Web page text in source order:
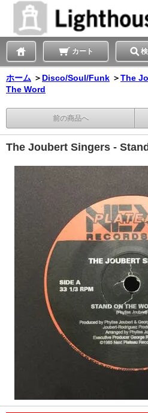
カート
ホーム ＞ Disco/Soul/Funk ＞The
The Word
前の商品へ
The Joubert Singers -